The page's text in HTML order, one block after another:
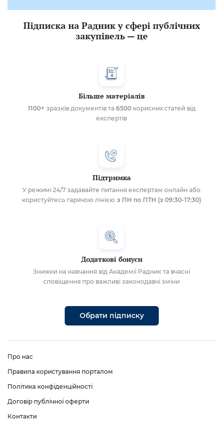
Підписка на Радник у сфері публічних
закупівель — це
Більше матеріалів
1100+ зразків документів та 6500корисних статей від
експертів
Підтримка
У режимі 24/7 задавайте питання експертам онлайн або
користуйтесь гарячою лінією з ПН по ПТН (з 09:30-17:30)
Додаткові бонуси
Знижки на навчання від Академії Радник та вчасні
сповіщення про важливі законодавчі зміни
Обрати підписку
Про нас
Правила користування порталом
Політика конфіденційності
Договір публічної оферти
Контакти